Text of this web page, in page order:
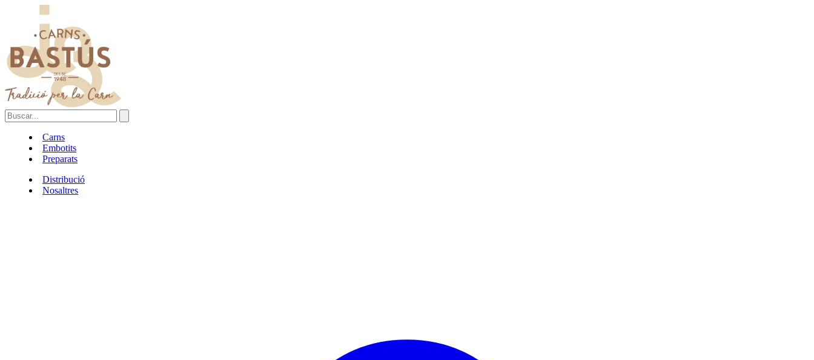
Carns
Embotits
Preparats
Distribució
Nosaltres